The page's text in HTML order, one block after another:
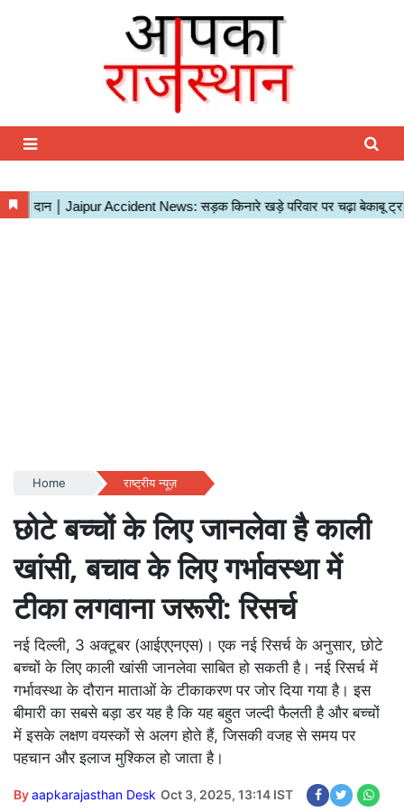
Home राष्ट्रीय न्यूज़
छोटे बच्चों के लिए जानलेवा है काली
खांसी, बचाव के लिए गर्भावस्था में
टीका लगवाना जरूरी: रिसर्च
नई दिल्ली, 3 अक्टूबर (आईएएनएस)। एक नई रिसर्च के अनुसार, छोटे
बच्चों के लिए काली खांसी जानलेवा साबित हो सकती है। नई रिसर्च में
गर्भावस्था के दौरान माताओं के टीकाकरण पर जोर दिया गया है। इस
बीमारी का सबसे बड़ा डर यह है कि यह बहुत जल्दी फैलती है और बच्चों
में इसके लक्षण वयस्कों से अलग होते हैं, जिसकी वजह से समय पर
पहचान और इलाज मुश्किल हो जाता है।
Byaapkarajasthan Desk Oct 3, 2025, 13:14 IST